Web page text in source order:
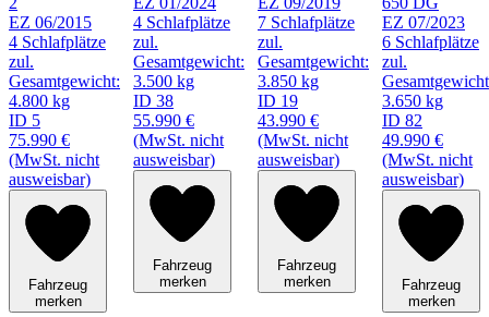
EZ 06/2015
4 Schlafplätze
zul.
Gesamtgewicht:
4.800 kg
ID 5
75.990 €
(MwSt. nicht
ausweisbar)
Fahrzeug
merken
4 Schlafplätze
zul.
Gesamtgewicht:
3.500 kg
ID 38
55.990 €
(MwSt. nicht
ausweisbar)
Fahrzeug
merken
7 Schlafplätze
zul.
Gesamtgewicht:
3.850 kg
ID 19
43.990 €
(MwSt. nicht
ausweisbar)
Fahrzeug
merken
EZ 07/2023
6 Schlafplätze
zul.
3.650 kg
ID 82
49.990 €
(MwSt. nicht
ausweisbar)
Fahrzeug
merken